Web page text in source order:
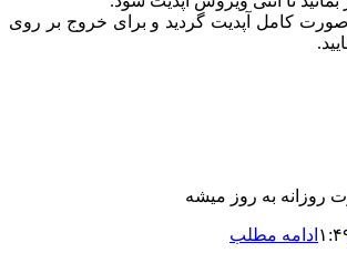
کامل آپدیت گردید و برای خروج بر روی
به روز میشه
مطلب